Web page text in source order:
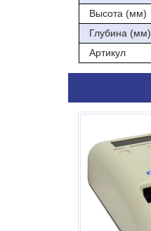
Высота (мм)
Глубина (мм)
Артикул